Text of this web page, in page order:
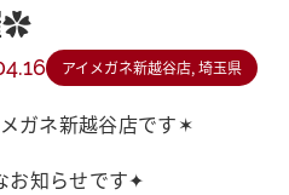
✿
アイメガネ新越谷店, 埼玉県
ガネ新越谷店です✶
お知らせです✦